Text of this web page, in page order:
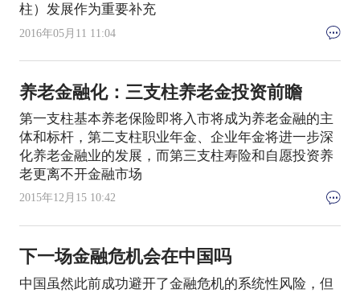
柱）发展作为重要补充
2016年05月11 11:04
养老金融化：三支柱养老金投资前瞻
第一支柱基本养老保险即将入市将成为养老金融的主
体和标杆，第二支柱职业年金、企业年金将进一步深
化养老金融业的发展，而第三支柱寿险和自愿投资养
老更离不开金融市场
2015年12月15 10:42
下一场金融危机会在中国吗
中国虽然此前成功避开了金融危机的系统性风险，但